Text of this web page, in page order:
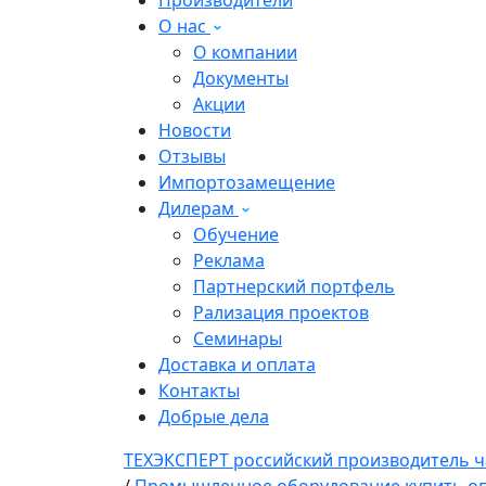
О нас
О компании
Документы
Акции
Новости
Отзывы
Импортозамещение
Дилерам
Обучение
Реклама
Партнерский портфель
Рализация проектов
Семинары
Доставка и оплата
Контакты
Добрые дела
ТЕХЭКСПЕРТ российский производитель